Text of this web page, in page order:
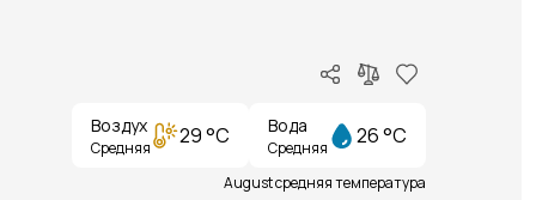
Воздух
Средняя 29 °C Вода
Средняя 26 °C
August средняя температура